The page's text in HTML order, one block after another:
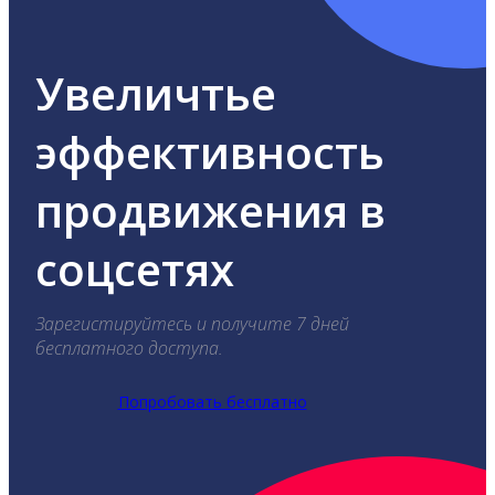
Увеличтье
эффективность
продвижения в
соцсетях
Зарегистируйтесь и получите 7 дней
бесплатного доступа.
Попробовать бесплатно